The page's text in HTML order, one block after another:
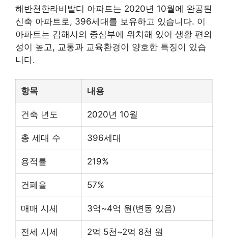
해반천한라비발디 아파트는 2020년 10월에 완공된
신축 아파트로, 396세대를 보유하고 있습니다. 이
아파트는 김해시의 중심부에 위치해 있어 생활 편의
성이 높고, 교통과 교육환경이 양호한 특징이 있습
니다.
항목 내용
건축 년도 2020년 10월
총 세대 수 396세대
용적률 219%
건폐율 57%
매매 시세 3억~4억 원(변동 있음)
전세 시세 2억 5천~2억 8천 원